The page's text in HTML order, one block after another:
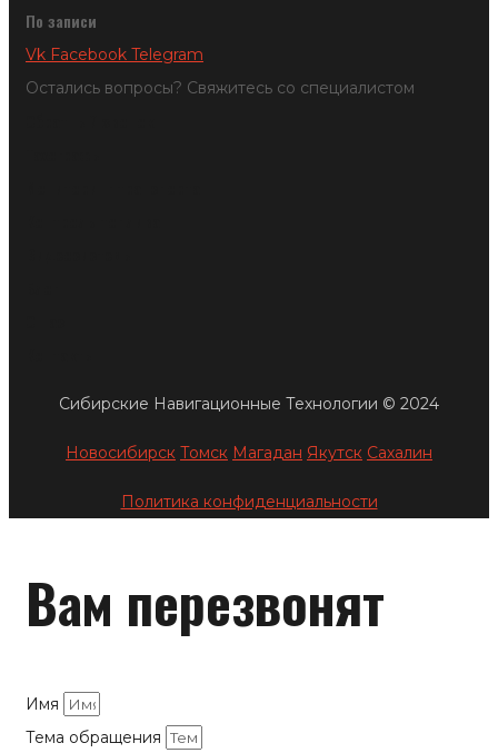
По записи
Vk Facebook Telegram
Остались вопросы? Свяжитесь со специалистом
Сибирские Навигационные Технологии © 2024
Новосибирск Томск Магадан Якутск Сахалин
Политика конфиденциальности
Вам перезвонят
Имя
Тема обращения